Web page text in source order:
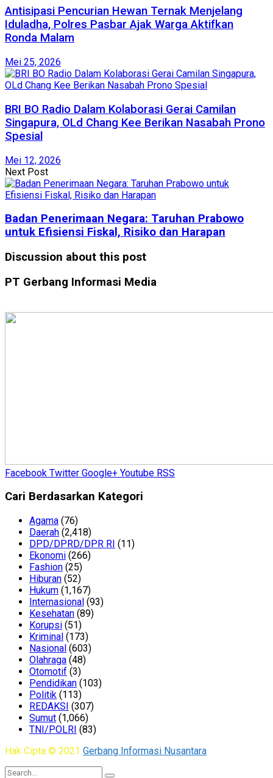
Antisipasi Pencurian Hewan Ternak Menjelang
Iduladha, Polres Pasbar Ajak Warga Aktifkan
Ronda Malam
Mei 25, 2026
BRI BO Radio Dalam Kolaborasi Gerai Camilan
Singapura, OLd Chang Kee Berikan Nasabah Prono
Spesial
Mei 12, 2026
Next Post
Badan Penerimaan Negara: Taruhan Prabowo
untuk Efisiensi Fiskal, Risiko dan Harapan
Discussion about this post
PT Gerbang Informasi Media
Facebook Twitter Google+ Youtube RSS
Cari Berdasarkan Kategori
Agama (76)
Daerah (2,418)
DPD/DPRD/DPR RI (11)
Ekonomi (266)
Fashion (25)
Hiburan (52)
Hukum (1,167)
Internasional (93)
Kesehatan (89)
Korupsi (51)
Kriminal (173)
Nasional (603)
Olahraga (48)
Otomotif (3)
Pendidikan (103)
Politik (113)
REDAKSI (307)
Sumut (1,066)
TNI/POLRI (83)
Hak Cipta © 2021 Gerbang Informasi Nusantara